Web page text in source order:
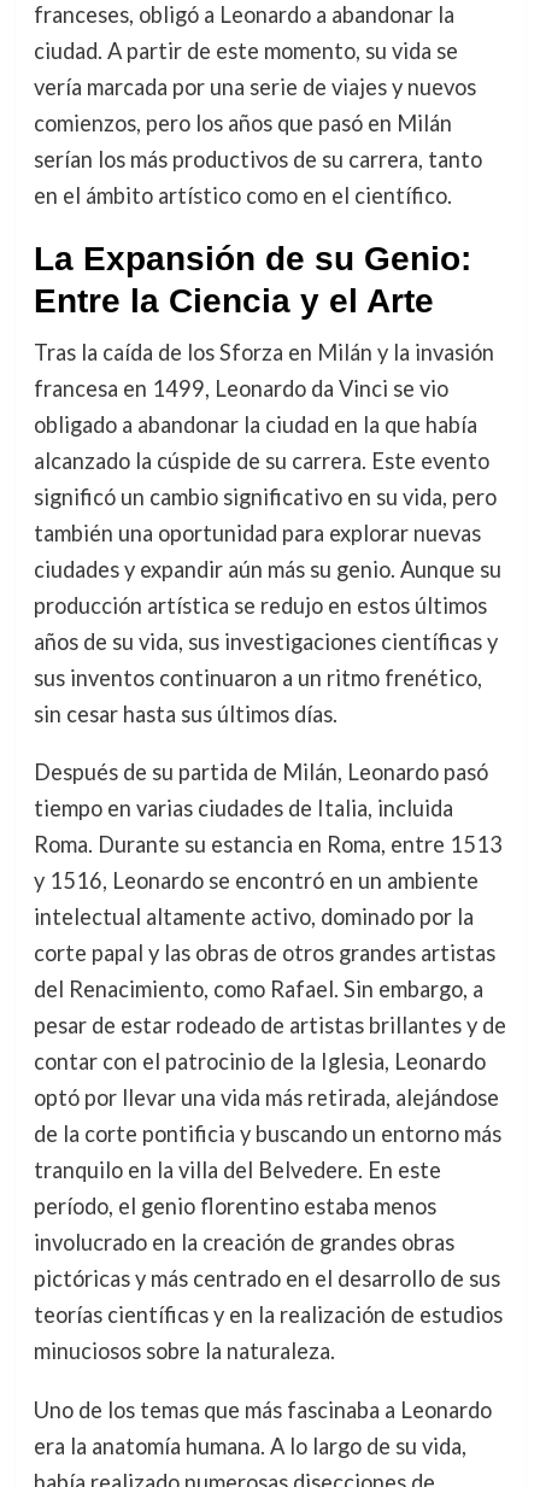
franceses, obligó a Leonardo a abandonar la
ciudad. A partir de este momento, su vida se
vería marcada por una serie de viajes y nuevos
comienzos, pero los años que pasó en Milán
serían los más productivos de su carrera, tanto
en el ámbito artístico como en el científico.
La Expansión de su Genio:
Entre la Ciencia y el Arte
Tras la caída de los Sforza en Milán y la invasión
francesa en 1499, Leonardo da Vinci se vio
obligado a abandonar la ciudad en la que había
alcanzado la cúspide de su carrera. Este evento
significó un cambio significativo en su vida, pero
también una oportunidad para explorar nuevas
ciudades y expandir aún más su genio. Aunque su
producción artística se redujo en estos últimos
años de su vida, sus investigaciones científicas y
sus inventos continuaron a un ritmo frenético,
sin cesar hasta sus últimos días.
Después de su partida de Milán, Leonardo pasó
tiempo en varias ciudades de Italia, incluida
Roma. Durante su estancia en Roma, entre 1513
y 1516, Leonardo se encontró en un ambiente
intelectual altamente activo, dominado por la
corte papal y las obras de otros grandes artistas
del Renacimiento, como Rafael. Sin embargo, a
pesar de estar rodeado de artistas brillantes y de
contar con el patrocinio de la Iglesia, Leonardo
optó por llevar una vida más retirada, alejándose
de la corte pontificia y buscando un entorno más
tranquilo en la villa del Belvedere. En este
período, el genio florentino estaba menos
involucrado en la creación de grandes obras
pictóricas y más centrado en el desarrollo de sus
teorías científicas y en la realización de estudios
minuciosos sobre la naturaleza.
Uno de los temas que más fascinaba a Leonardo
era la anatomía humana. A lo largo de su vida,